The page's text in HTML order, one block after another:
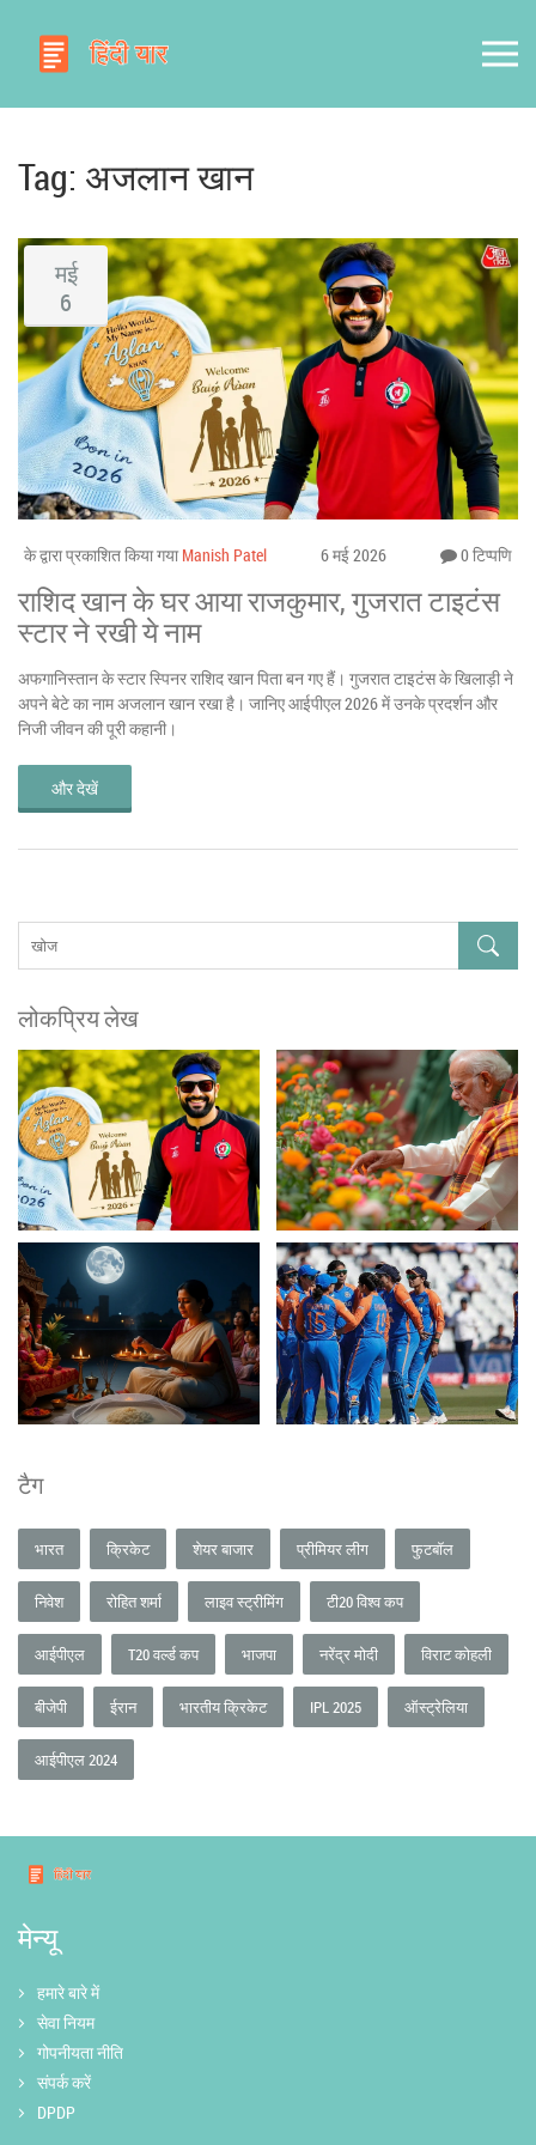
Tag: अजलान खान
मई
6
के द्वारा प्रकाशित किया गया Manish Patel 6 मई 2026 0 टिप्पणि
राशिद खान के घर आया राजकुमार, गुजरात टाइटंस
स्टार ने रखी ये नाम
अफगानिस्तान के स्टार स्पिनर राशिद खान पिता बन गए हैं। गुजरात टाइटंस के खिलाड़ी ने
अपने बेटे का नाम अजलान खान रखा है। जानिए आईपीएल 2026 में उनके प्रदर्शन और
निजी जीवन की पूरी कहानी।
और देखें
लोकप्रिय लेख
टैग
भारत क्रिकेट शेयर बाजार प्रीमियर लीग फुटबॉल
निवेश रोहित शर्मा लाइव स्ट्रीमिंग टी20 विश्व कप
आईपीएल T20 वर्ल्ड कप भाजपा नरेंद्र मोदी विराट कोहली
बीजेपी ईरान भारतीय क्रिकेट IPL 2025 ऑस्ट्रेलिया
आईपीएल 2024
मेन्यू
हमारे बारे में
सेवा नियम
गोपनीयता नीति
संपर्क करें
DPDP